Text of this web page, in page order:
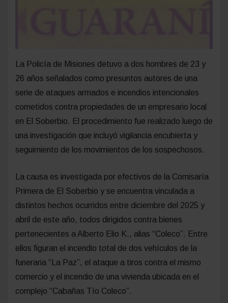
La Policía de Misiones detuvo a dos hombres de 23 y
26 años señalados como presuntos autores de una
serie de ataques armados e incendios intencionales
cometidos contra propiedades de un empresario local
en El Soberbio. El procedimiento fue realizado luego de
una investigación que incluyó vigilancia encubierta y
seguimiento de los movimientos de los sospechosos.
La causa es investigada por efectivos de la Comisaría
Primera de El Soberbio y se encuentra vinculada a
distintos hechos ocurridos entre diciembre del 2025 y
abril de este año, todos dirigidos contra bienes
pertenecientes a Alberto Elio K., alias “Coleco”. Entre
ellos figuran el incendio total de dos vehículos de la
funeraria “La Paz”, el ataque a tiros contra el mismo
comercio y el incendio de una vivienda ubicada en el
complejo “Cabañas Tío Coleco”.